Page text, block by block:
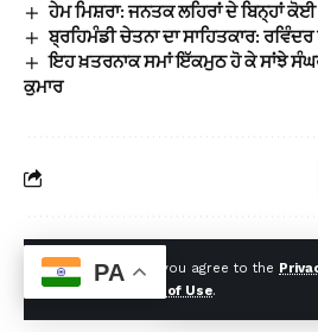
By using this site, you agree to the
Policy
Terms of Use.
ਹੇਮ ਮਿਸ਼ਰਾ: ਜਨਤਕ ਲਹਿਰਾਂ ਦੇ ਬਿਨ੍ਹਾਂ
ਬ੍ਰਹਿਮੰਡੀ ਚੇਤਨਾ ਦਾ ਸਾਹਿਤਕਾਰ: ਰਵਿੰਦਰ
ਇਹ ਖ਼ਤਰਨਾਕ ਸਮਾਂ ਇੱਕਮੁਠ ਹੋ ਕੇ ਸਾਂਝੇ
ਕੁਮਾਰ
Leave a Comment
PA